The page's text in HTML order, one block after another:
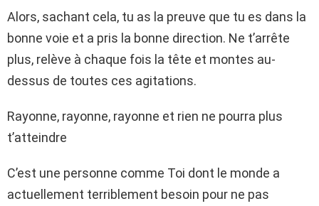
Alors, sachant cela, tu as la preuve que tu es dans la
bonne voie et a pris la bonne direction. Ne t’arrête
plus, relève à chaque fois la tête et montes au-
dessus de toutes ces agitations.
Rayonne, rayonne, rayonne et rien ne pourra plus
t’atteindre
C’est une personne comme Toi dont le monde a
actuellement terriblement besoin pour ne pas